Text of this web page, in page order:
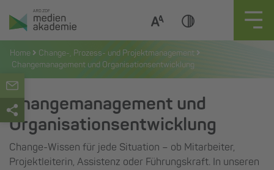
Zum
Inhalt
springen
Home
Change-, Prozess- und Projektmanagement
Changemanagement und Organisationsentwicklung
Changemanagement und
Organisationsentwicklung
Change-Wissen für jede Situation – ob Mitarbeiter,
Projektleiterin, Assistenz oder Führungskraft. In unseren